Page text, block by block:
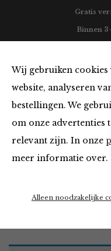
Wij gebruiken
website, analyseren
bestellingen. We
om onze advertenties
relevant zijn. In onze
meer informatie over.
Alleen noodzakelijke
Gratis
Binnen
Blazers &
Home Winkel